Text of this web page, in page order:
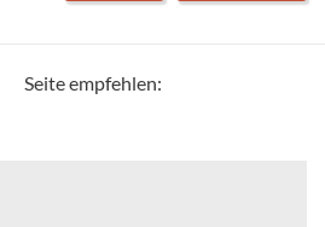
Seite empfehlen: